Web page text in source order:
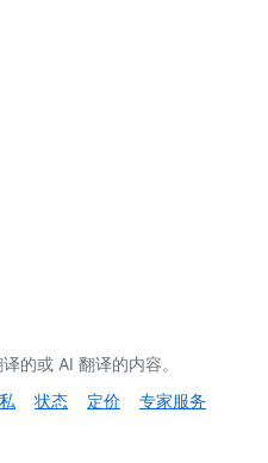
的或 AI 翻译的内容。
状态 定价
专家服务